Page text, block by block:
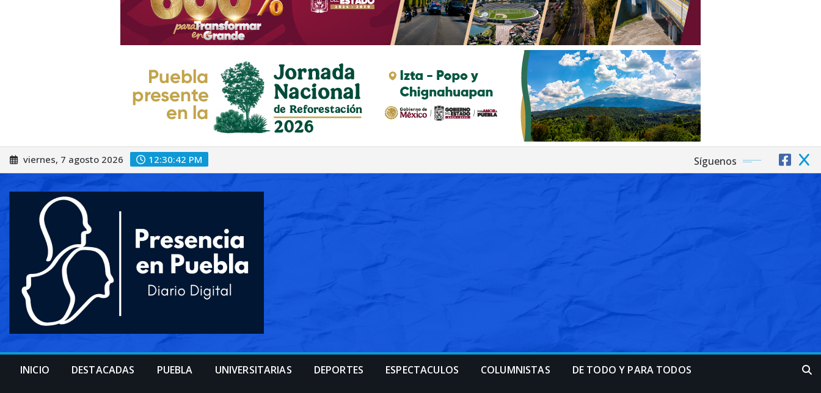
Saltar
al
viernes, 7 agosto 2026 12:30:43 PM Síguenos
INICIO DESTACADAS PUEBLA UNIVERSITARIAS DEPORTES ESPECTACULOS COLUMNISTAS DE TODO Y PARA TODOS